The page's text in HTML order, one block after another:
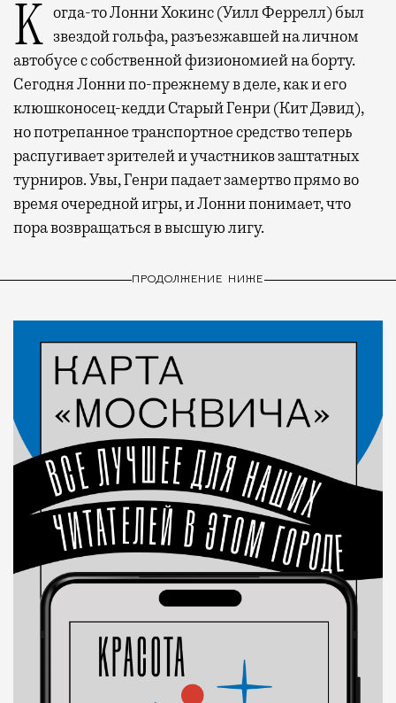
Когда-то Лонни Хокинс (Уилл Феррелл) был звездой гольфа, разъезжавшей на личном
автобусе с собственной физиономией на борту.
Сегодня Лонни по-прежнему в деле, как и его
клюшконосец-кедди Старый Генри (Кит Дэвид),
но потрепанное транспортное средство теперь
распугивает зрителей и участников заштатных
турниров. Увы, Генри падает замертво прямо во
время очередной игры, и Лонни понимает, что
пора возвращаться в высшую лигу.
ПРОДОЛЖЕНИЕ НИЖЕ